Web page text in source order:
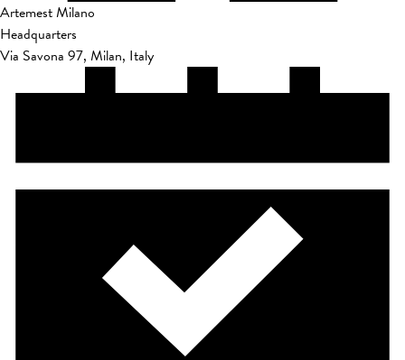
Artemest Milano
Headquarters
Via Savona 97, Milan, Italy